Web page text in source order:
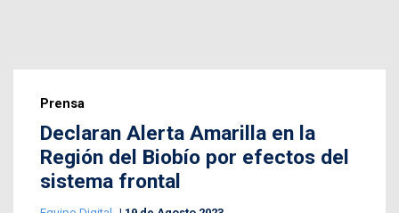
Prensa
Declaran Alerta Amarilla en la
Región del Biobío por efectos del
sistema frontal